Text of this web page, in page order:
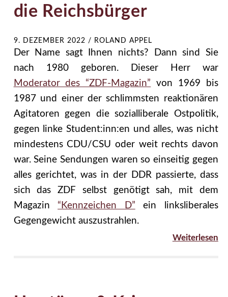
die Reichsbürger
9. DEZEMBER 2022 / ROLAND APPEL
Der Name sagt Ihnen nichts? Dann sind Sie
nach 1980 geboren. Dieser Herr war
Moderator des “ZDF-Magazin” von 1969 bis
1987 und einer der schlimmsten reaktionären
Agitatoren gegen die sozialliberale Ostpolitik,
gegen linke Student:inn:en und alles, was nicht
mindestens CDU/CSU oder weit rechts davon
war. Seine Sendungen waren so einseitig gegen
alles gerichtet, was in der DDR passierte, dass
sich das ZDF selbst genötigt sah, mit dem
Magazin “Kennzeichen D” ein linksliberales
Gegengewicht auszustrahlen.
Weiterlesen